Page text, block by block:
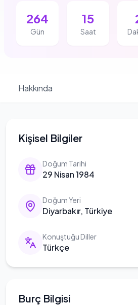
264
Gün
15
Saat
Hakkında
Kişisel Bilgiler
Doğum Tarihi
29 Nisan 1984
Doğum Yeri
Diyarbakır, Türkiye
Konuştuğu Diller
Türkçe
Burç Bilgisi